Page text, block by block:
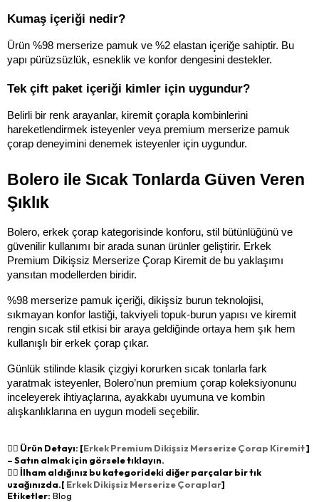
Kumaş içeriği nedir?
Ürün %98 merserize pamuk ve %2 elastan içeriğe sahiptir. Bu
yapı pürüzsüzlük, esneklik ve konfor dengesini destekler.
Tek çift paket içeriği kimler için uygundur?
Belirli bir renk arayanlar, kiremit çorapla kombinlerini
hareketlendirmek isteyenler veya premium merserize pamuk
çorap deneyimini denemek isteyenler için uygundur.
Bolero ile Sıcak Tonlarda Güven Veren
Şıklık
Bolero, erkek çorap kategorisinde konforu, stil bütünlüğünü ve
güvenilir kullanımı bir arada sunan ürünler geliştirir. Erkek
Premium Dikişsiz Merserize Çorap Kiremit de bu yaklaşımı
yansıtan modellerden biridir.
%98 merserize pamuk içeriği, dikişsiz burun teknolojisi,
sıkmayan konfor lastiği, takviyeli topuk-burun yapısı ve kiremit
rengin sıcak stil etkisi bir araya geldiğinde ortaya hem şık hem
kullanışlı bir erkek çorap çıkar.
Günlük stilinde klasik çizgiyi korurken sıcak tonlarla fark
yaratmak isteyenler, Bolero’nun premium çorap koleksiyonunu
inceleyerek ihtiyaçlarına, ayakkabı uyumuna ve kombin
alışkanlıklarına en uygun modeli seçebilir.
👉🏻 Ürün Detayı: [Erkek Premium Dikişsiz Merserize Çorap Kiremit]
– Satın almak için görsele tıklayın.
👉🏻 İlham aldığınız bu kategorideki diğer parçalar bir tık
uzağınızda.[ Erkek Dikişsiz Merserize Çoraplar]
Etiketler: Blog